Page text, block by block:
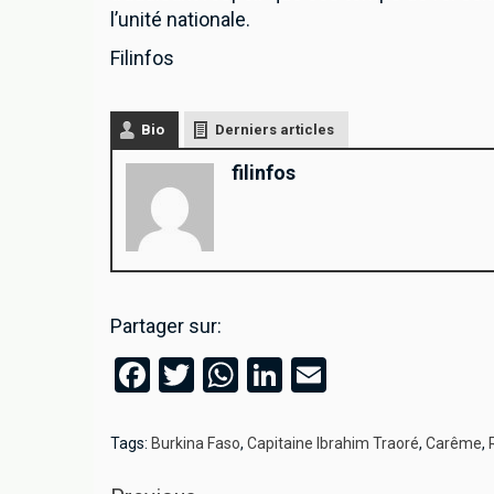
l’unité nationale.
Filinfos
Bio Derniers articles
filinfos
Partager sur:
Facebook
Twitter
WhatsApp
LinkedIn
Email
Tags: Burkina Faso, Capitaine Ibrahim Traoré, Carême,